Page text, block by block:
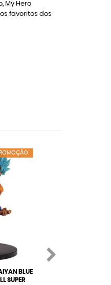
My Hero
favoritos dos
BLUE
SUPER